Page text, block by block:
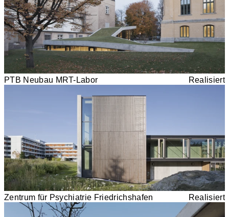
PTB Neubau MRT-Labor Realisiert
Zentrum für Psychiatrie Friedrichshafen Realisiert